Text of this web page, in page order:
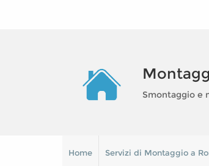
Smontaggio e
Home Servizi di Montaggio a